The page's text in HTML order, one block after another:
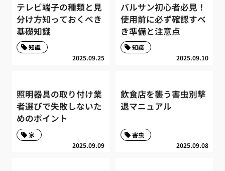
テレビ端子の種類と見
分け方知っておくべき
基礎知識
2025.09.25
知識
バルサン初心者必見！
使用前に必ず確認すべ
き準備と注意点
2025.09.10
知識
照明器具の取り付け業
者選びで失敗しないた
めのポイント
2025.09.09
家
飲食店を襲う害虫別撃
退マニュアル
2025.09.08
害虫